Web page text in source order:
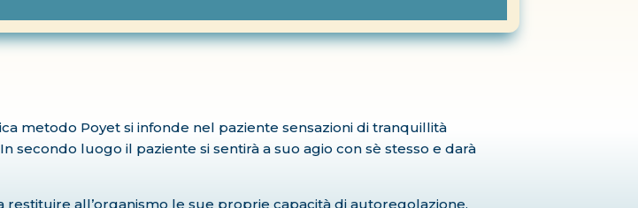
metodo Poyet si infonde nel paziente sensazioni di tranquillità
secondo luogo il paziente si sentirà a suo agio con sè stesso e darà
all’organismo le sue proprie capacità di autoregolazione.